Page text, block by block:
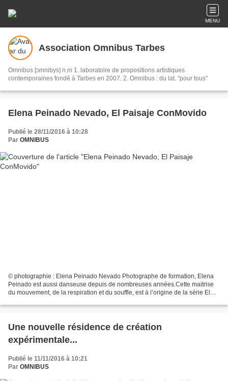
MENU
Association Omnibus Tarbes
Omnibus [ɔmnibys] n.m 1. laboratoire de propositions artistiques
contemporaines fondé à Tarbes en 2007. 2. Omnibus : du lat. "pour tous"
Elena Peinado Nevado, El Paisaje ConMovido
Publié le 28/11/2016 à 10:28
Par OMNIBUS
© photographie : Elena Peinado Nevado Photographe de formation, Elena
Peinado est aussi danseuse depuis de nombreuses années.Cette maitrise
du mouvement, de la respiration et du souffle, est à l’origine de la série El
Une nouvelle résidence de création
expérimentale...
Publié le 11/11/2016 à 10:21
Par OMNIBUS